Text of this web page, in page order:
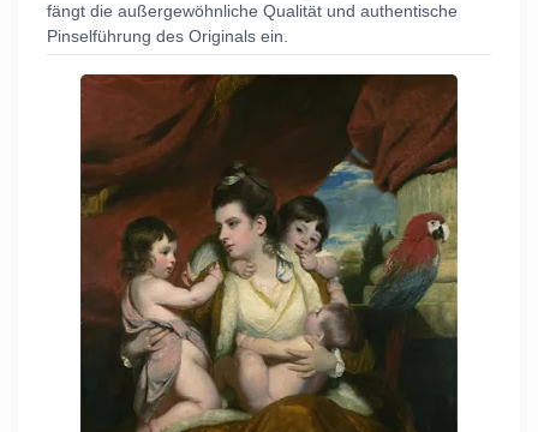
fängt die außergewöhnliche Qualität und authentische
Pinselführung des Originals ein.